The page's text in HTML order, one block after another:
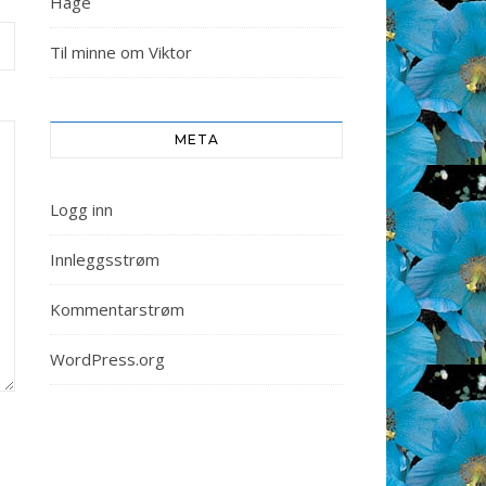
Til minne om Viktor
META
Logg inn
Innleggsstrøm
Kommentarstrøm
WordPress.org